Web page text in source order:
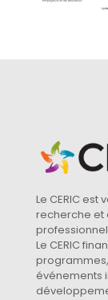
Le CERIC
recherche et
Le CERIC
événements